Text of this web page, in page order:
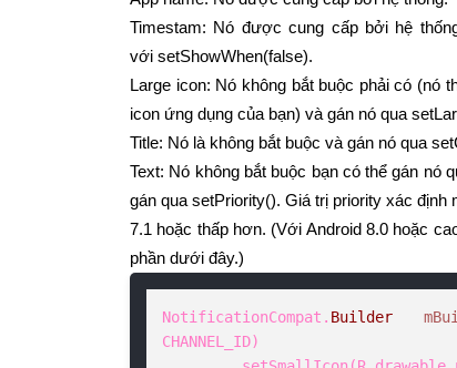
Timestam: Nó được cung cấp bởi hệ
với setShowWhen(false).
Large icon: Nó không bắt buộc phải có
icon ứng dụng của bạn) và gán nó qua
Title: Nó là không bắt buộc và gán nó qua
Text: Nó không bắt buộc bạn có thể gán nó
gán qua setPriority(). Giá trị priority xác
7.1 hoặc thấp hơn. (Với Android 8.0 hoặc
phần dưới đây.)
NotificationCompat. Builder
CHANNEL_ID)